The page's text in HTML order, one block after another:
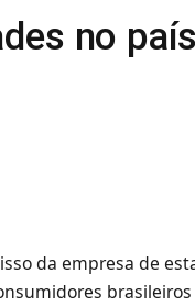
no país
da empresa de
brasileiros